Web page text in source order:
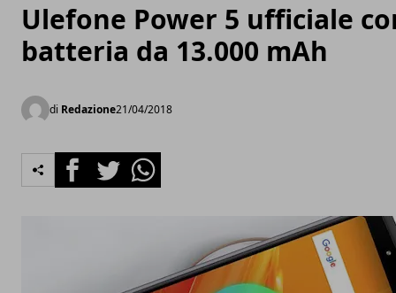
Ulefone Power 5 ufficiale
batteria da 13.000 mAh
di Redazione21/04/2018
FacebookTwitterWhatsapp